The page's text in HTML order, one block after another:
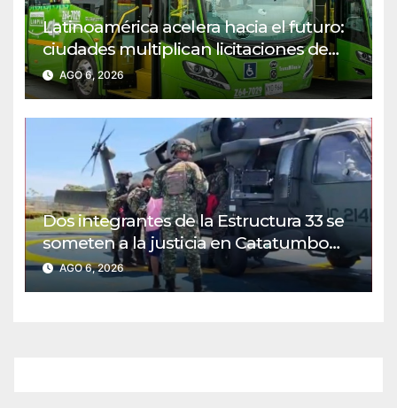
Latinoamérica acelera hacia el futuro:
ciudades multiplican licitaciones de
buses eléctricos
AGO 6, 2026
Dos integrantes de la Estructura 33 se
someten a la justicia en Catatumbo
VIDEO
AGO 6, 2026